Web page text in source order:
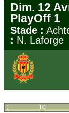
Dim. 12
PlayOff 1
Stade :
: N. Laforge
1 10